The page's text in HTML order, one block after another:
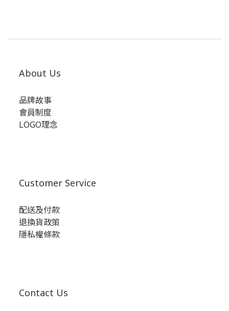
About Us
品牌故事
會員制度
LOGO理念
Customer Service
配送及付款
退換貨政策
隱私權條款
Contact Us